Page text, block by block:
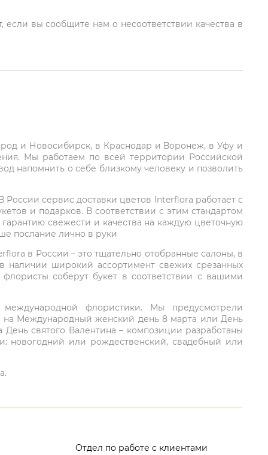
вы сообщите нам о несоответствии качества в
и Новосибирск, в Краснодар и Воронеж, в Уфу и
Мы работаем по всей территории Российской
напомнить о себе близкому человеку и позволить
сервис доставки цветов Interflora работает с
и подарков. В соответствии с этим стандартом
свежести и качества на каждую цветочную
послание лично в руки
в России – это тщательно отобранные салоны, в
наличии широкий ассортимент свежих срезанных
соберут букет в соответствии с вашими
флористики. Мы предусмотрели
на Международный женский день 8 марта или День
святого Валентина – композиции разработаны
новогодний или рождественский, свадебный или
Отдел по работе с клиентами